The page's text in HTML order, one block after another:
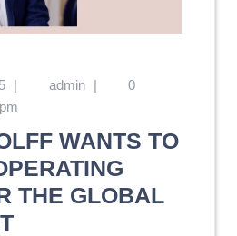
| admin |
0
WANTS TO
THE GLOBAL